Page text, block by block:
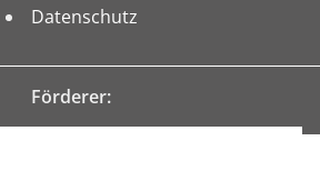
Datenschutz
Förderer: